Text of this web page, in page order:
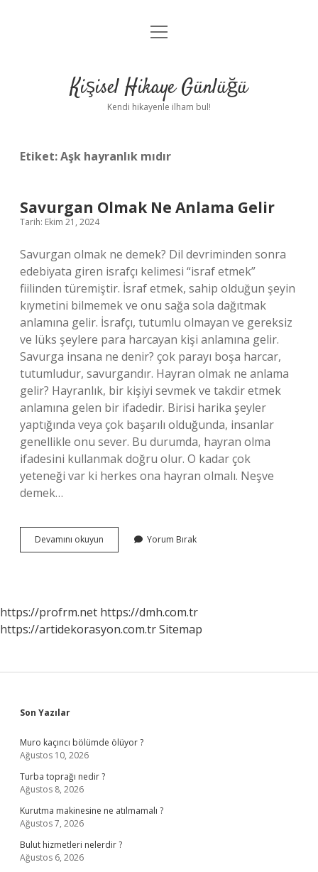
Anasayfa
Yasal Uyarı
menüyü
Kişisel Hikaye Günlüğü
Kendi hikayenle ilham bul!
Etiket:Aşk hayranlık mıdır
Savurgan Olmak Ne Anlama Gelir
Tarih: Ekim 21, 2024
Savurgan olmak ne demek? Dil devriminden sonra
edebiyata giren israfçı kelimesi “israf etmek”
fiilinden türemiştir. İsraf etmek, sahip olduğun şeyin
kıymetini bilmemek ve onu sağa sola dağıtmak
anlamına gelir. İsrafçı, tutumlu olmayan ve gereksiz
ve lüks şeylere para harcayan kişi anlamına gelir.
Savurga insana ne denir? çok parayı boşa harcar,
tutumludur, savurgandır. Hayran olmak ne anlama
gelir? Hayranlık, bir kişiyi sevmek ve takdir etmek
anlamına gelen bir ifadedir. Birisi harika şeyler
yaptığında veya çok başarılı olduğunda, insanlar
genellikle onu sever. Bu durumda, hayran olma
ifadesini kullanmak doğru olur. O kadar çok
yeteneği var ki herkes ona hayran olmalı. Neşve
demek…
Devamını okuyun Savurgan
Olmak
Yorum Bırak
https://profrm.net https://dmh.com.tr
https://artidekorasyon.com.trSitemap
Sidebar
Son Yazılar
Muro kaçıncı bölümde ölüyor ?
Ağustos 10, 2026
Turba toprağı nedir ?
Ağustos 8, 2026
Kurutma makinesine ne atılmamalı ?
Ağustos 7, 2026
Bulut hizmetleri nelerdir ?
Ağustos 6, 2026